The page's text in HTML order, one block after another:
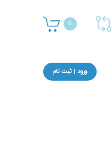
0
ورود | ثبت نام